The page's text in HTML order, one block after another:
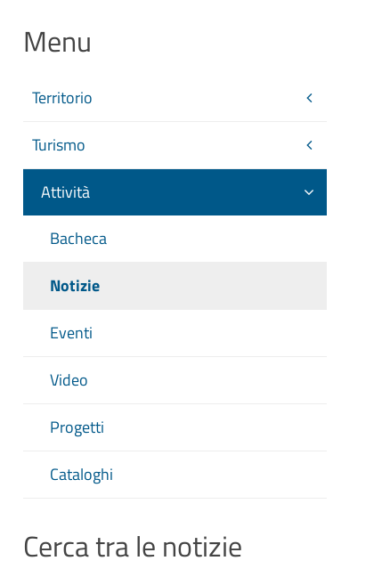
Menu
Territorio
Turismo
Attività
Bacheca
Notizie
Eventi
Video
Progetti
Cataloghi
Cerca tra le notizie